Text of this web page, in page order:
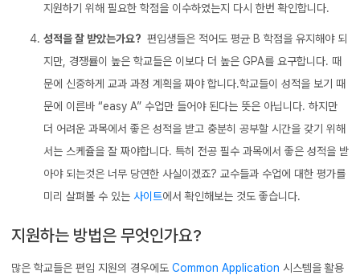
지원하기 위해 필요한 학점을 이수하였는지 다시 한번 확인합니다.
성적을 잘 받았는가요? 편입생들은 적어도 평균 B 학점을 유지해야 되
지만, 경쟁률이 높은 학교들은 이보다 더 높은 GPA를 요구합니다. 때
문에 신중하게 교과 과정 계획을 짜야 합니다.학교들이 성적을 보기 때
문에 이른바 “easy A” 수업만 들어야 된다는 뜻은 아닙니다. 하지만
더 어려운 과목에서 좋은 성적을 받고 충분히 공부할 시간을 갖기 위해
서는 스케쥴을 잘 짜야합니다. 특히 전공 필수 과목에서 좋은 성적을 받
아야 되는것은 너무 당연한 사실이겠죠? 교수들과 수업에 대한 평가를
미리 살펴볼 수 있는 사이트에서 확인해보는 것도 좋습니다.
지원하는 방법은 무엇인가요?
많은 학교들은 편입 지원의 경우에도 Common Application 시스템을 활용